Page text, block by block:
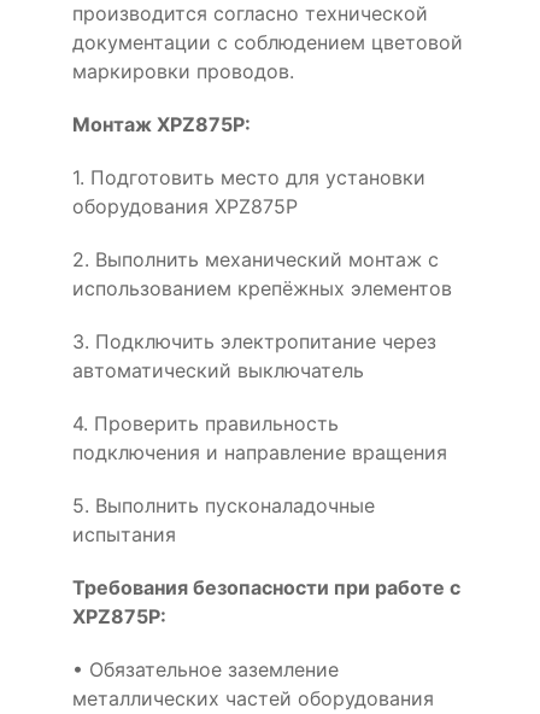
производится согласно технической
документации с соблюдением цветовой
маркировки проводов.
Монтаж XPZ875P:
1. Подготовить место для установки
оборудования XPZ875P
2. Выполнить механический монтаж с
использованием крепёжных элементов
3. Подключить электропитание через
автоматический выключатель
4. Проверить правильность
подключения и направление вращения
5. Выполнить пусконаладочные
испытания
Требования безопасности при работе с
XPZ875P:
• Обязательное заземление
металлических частей оборудования